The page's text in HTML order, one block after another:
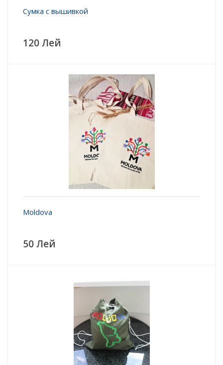
Сумка с вышивкой
120 Лей
Moldova
50 Лей